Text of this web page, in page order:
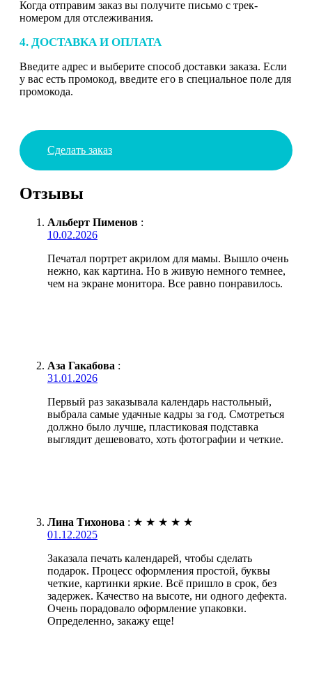
Когда отправим заказ вы получите письмо с трек-
номером для отслеживания.
4. ДОСТАВКА И ОПЛАТА
Введите адрес и выберите способ доставки заказа. Если
у вас есть промокод, введите его в специальное поле для
промокода.
Сделать заказ
Отзывы
Альберт Пименов :
10.02.2026
Печатал портрет акрилом для мамы. Вышло очень
нежно, как картина. Но в живую немного темнее,
чем на экране монитора. Все равно понравилось.
Аза Гакабова :
31.01.2026
Первый раз заказывала календарь настольный,
выбрала самые удачные кадры за год. Смотреться
должно было лучше, пластиковая подставка
выглядит дешевовато, хоть фотографии и четкие.
Лина Тихонова : ★ ★ ★ ★ ★
01.12.2025
Заказала печать календарей, чтобы сделать
подарок. Процесс оформления простой, буквы
четкие, картинки яркие. Всё пришло в срок, без
задержек. Качество на высоте, ни одного дефекта.
Очень порадовало оформление упаковки.
Определенно, закажу еще!